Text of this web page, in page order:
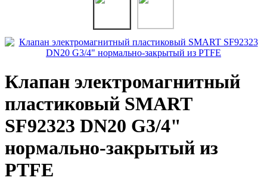
Клапан электромагнитный
пластиковый SMART
SF92323 DN20 G3/4"
нормально-закрытый из
PTFE